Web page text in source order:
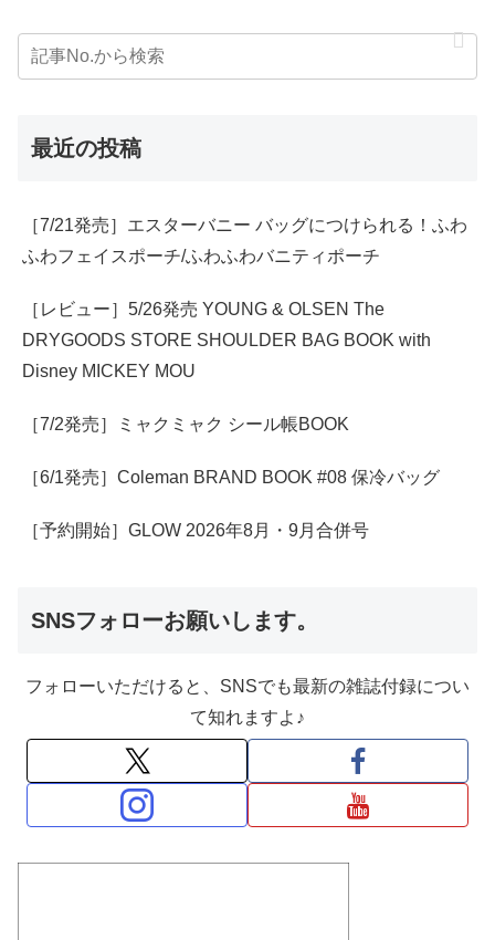
最近の投稿
［7/21発売］エスターバニー バッグにつけられる！ふわ
ふわフェイスポーチ/ふわふわバニティポーチ
［レビュー］5/26発売 YOUNG & OLSEN The
DRYGOODS STORE SHOULDER BAG BOOK with
Disney MICKEY MOU
［7/2発売］ミャクミャク シール帳BOOK
［6/1発売］Coleman BRAND BOOK #08 保冷バッグ
［予約開始］GLOW 2026年8月・9月合併号
SNSフォローお願いします。
フォローいただけると、SNSでも最新の雑誌付録につい
て知れますよ♪